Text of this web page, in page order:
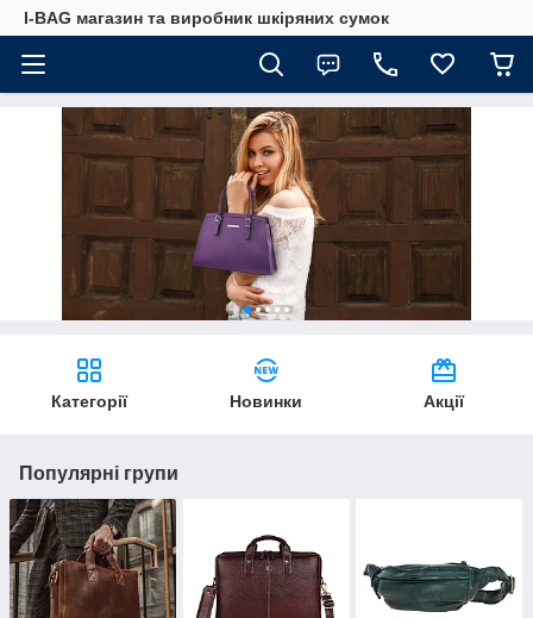
I-BAG магазин та виробник шкіряних сумок
Категорії Новинки Акції
Популярні групи